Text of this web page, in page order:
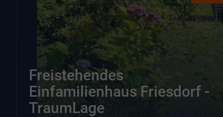
Freistehendes
Einfamilienhaus Friesdorf -
TraumLage